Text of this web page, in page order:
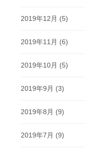
2019年12月 (5)
2019年11月 (6)
2019年10月 (5)
2019年9月 (3)
2019年8月 (9)
2019年7月 (9)